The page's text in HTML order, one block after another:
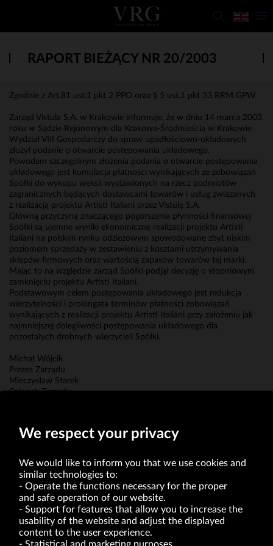
RAPORT BIEŻĄCY NR 20/2003
Zgodnie z Art.81 ust.1 pkt 2 PPO oraz § 5 ust.1 pkt 33 RRM GPW
Zarząd Vistula S.A. w Krakowie informuje, że w dniu 14 marca 2003
roku w Sądzie Rejonowym dla Krakowa-Śródmieścia w Krakowie
Wydział VIII Gospodarczy do spraw upadłościowo-układowych
złożył podanie o otwarcie postępowania układowego.
Powodem szczególnym złożenia podania o otwarcie postępowania
układowego jest kumulacja płatności wynikających ze zobowiązań
Spółki do wykupu weksli wystawionych na rzecz podmiotów
zagranicznych będących dostawcami towarów i usług związanych
z realizacją projektu Artisti Italiani przez Vistulę S.A.
Główną przyczyną znaczącego pogorszenia płynności finansowej
Spółki są ujemne wyniki ekonomiczne realizacji projektu Artisti
Italiani na polskim rynku odzieżowym spowodowane zbyt niskim
poziomem sprzedaży w zestawieniu z kosztami utrzymywania
sklepów firmowych oraz wartością zapasów towarów tej marki.
Mając to na względzie zarząd Spółki podjął decyzję o stopniowym
zamknięciu projektu Artisti Italiani.
Podstawowym celem postępowania układowego jest redukcja
wierzytelności i prolongata terminów płatności zobowiązań
wynikających z realizacji projektu Artisti Italiani przy założeniu jak
najmniejszej dolegliwości postępowania układowego dla
pozostałych drobnych wierzycieli Spółki.
Michał Wójcik
Prezes Zarządu
Mieczysław Starek
Członek Zarządu
VRG S.A. | 10 Pilotów Street | 31-462 Kraków
Tax Identification Number: 675-000-03-61
District Court for Kraków-Śródmieście in Kraków
We respect your privacy
We would like to inform you that we use cookies and
similar technologies to:
Operate the functions necessary for the proper
and safe operation of our website.
Support for features that allow you to increase the
usability of the website and adjust the displayed
content to the user experience.